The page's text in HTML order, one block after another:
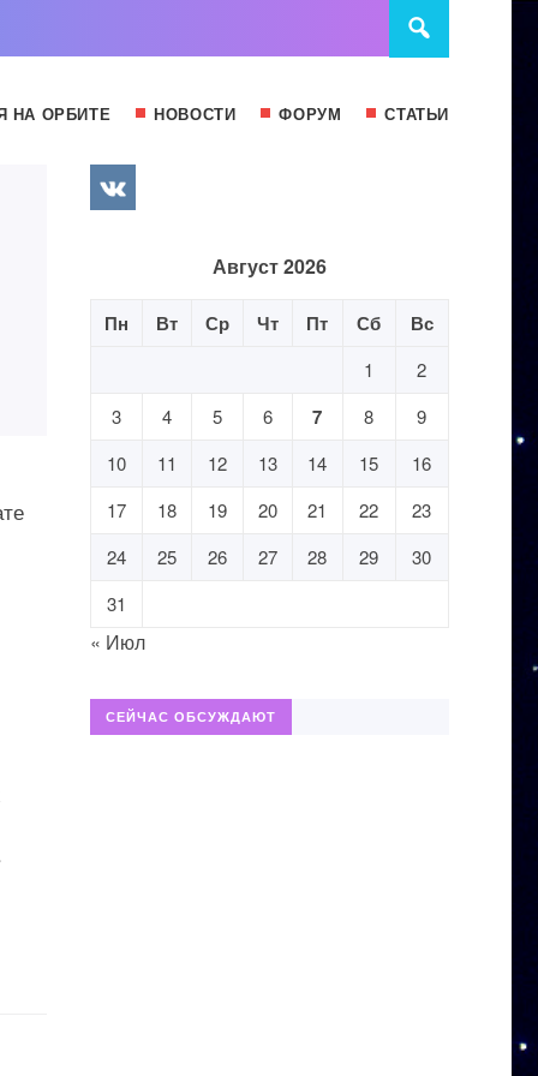
НА ОРБИТЕ НОВОСТИ ФОРУМ СТАТЬИ
Август 2026
Пн Вт Ср Чт Пт Сб Вс
1
2
3
4 5 6 7 8
9
10
11 12 13 14 15
16
17
18 19 20 21 22
23
24
25 26 27 28 29
30
31
« Июл
СЕЙЧАС ОБСУЖДАЮТ